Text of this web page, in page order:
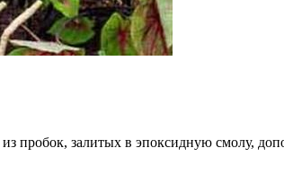
пробок, залитых в эпоксидную смолу,